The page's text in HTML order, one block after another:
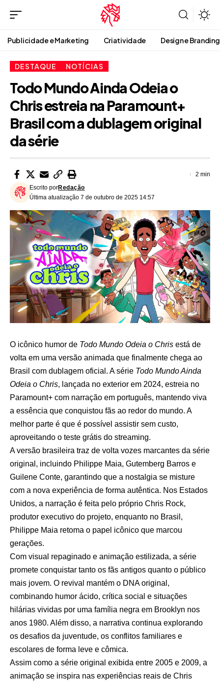
Publicidade e Marketing Criatividade Design e Branding
DESTAQUE NOTÍCIAS
Todo Mundo Ainda Odeia o
Chris estreia na Paramount+
Brasil com a dublagem original
da série
Última atualização 7 de outubro de 2025 14:57
Escrito porRedação
2 min
O icônico humor de Todo Mundo Odeia o Chris está de
volta em uma versão animada que finalmente chega ao
Brasil com dublagem oficial. A série Todo Mundo Ainda
Odeia o Chris, lançada no exterior em 2024, estreia no
Paramount+ com narração em português, mantendo viva
a essência que conquistou fãs ao redor do mundo. A
melhor parte é que é possível assistir sem custo,
aproveitando o teste grátis do streaming.
A versão brasileira traz de volta vozes marcantes da série
original, incluindo Philippe Maia, Gutemberg Barros e
Guilene Conte, garantindo que a nostalgia se misture
com a nova experiência de forma autêntica. Nos Estados
Unidos, a narração é feita pelo próprio Chris Rock,
produtor executivo do projeto, enquanto no Brasil,
Philippe Maia retoma o papel icônico que marcou
gerações.
Com visual repaginado e animação estilizada, a série
promete conquistar tanto os fãs antigos quanto o público
mais jovem. O revival mantém o DNA original,
combinando humor ácido, crítica social e situações
hilárias vividas por uma família negra em Brooklyn nos
anos 1980. Além disso, a narrativa continua explorando
os desafios da juventude, os conflitos familiares e
escolares de forma leve e cômica.
Assim como a série original exibida entre 2005 e 2009, a
animação se inspira nas experiências reais de Chris